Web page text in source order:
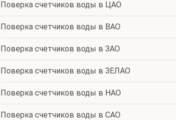
Поверка счетчиков воды в ЦАО
Поверка счетчиков воды в ВАО
Поверка счетчиков воды в ЗАО
Поверка счетчиков воды в ЗЕЛАО
Поверка счетчиков воды в НАО
Поверка счетчиков воды в САО